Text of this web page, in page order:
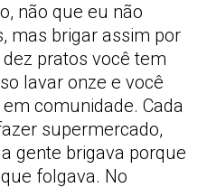
não que eu não
mas brigar assim por
pratos você tem
lavar onze e você
comunidade. Cada
supermercado,
gente brigava porque
folgava. No